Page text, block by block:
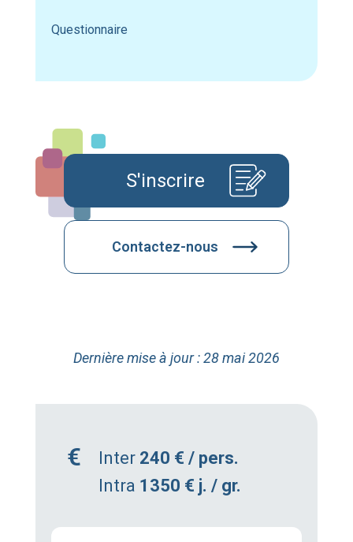
Questionnaire
S'inscrire
Contactez-nous
Dernière mise à jour : 28 mai 2026
Inter 240 € / pers.
Intra 1350 € j. / gr.